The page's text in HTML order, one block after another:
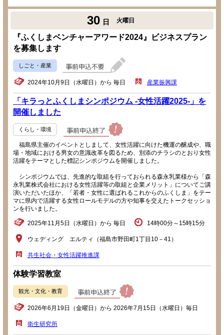
30 日 火曜日
『ふくしまベンチャーアワード2024』ビジネスプラン
を募集します
しごと・産業
2024年10月9日（水曜日）から 毎日 産業振興課
「キラっとふくしまシンポジウム -女性活躍2025-」を
開催しました
くらし・環境
福島県主催のイベントとしまして、女性活躍に向けた機運の醸成や、職
場・地域における男女の意識改革を図るため、別添のチラシのとおり女性
活躍をテーマとした標記シンポジウムを開催しました。
シンポジウムでは、先進的な取組を行っておられる森永乳業様から「森
永乳業株式会社における女性活躍等の取組と企業メリット」についてご講
演いただいたほか、「若者・女性に選ばれるこれからのふくしま」をテー
マに県内で活躍する女性ロールモデルの方や知事を交えたトークセッショ
ンを行いました。
2025年11月5日（水曜日）から 毎日 14時00分～15時15分
ウェディング エルティ（福島市野田町1丁目10－41）
共生社会・女性活躍推進課
体験学習教室
観光・文化・教育
2026年6月19日（金曜日）から 2026年7月15日（水曜日）毎日
衛生研究所